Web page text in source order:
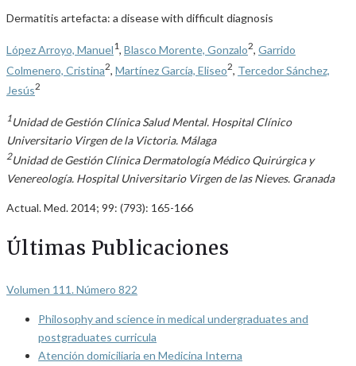
Dermatitis artefacta: a disease with difficult diagnosis
López Arroyo, Manuel1, Blasco Morente, Gonzalo2, Garrido
Colmenero, Cristina2 Martínez García, Eliseo2 Tercedor Sánchez,
Jesús2
1Unidad de Gestión Clínica Salud Mental. Hospital Clínico
Universitario Virgen de la Victoria. Málaga
2Unidad de Gestión Clínica Dermatología Médico Quirúrgica y
Venereología. Hospital Universitario Virgen de las Nieves. Granada
Actual. Med. 2014; 99: (793): 165-166
Últimas Publicaciones
Volumen 111. Número 822
Philosophy and science in medical undergraduates and
postgraduates curricula
Atención domiciliaria en Medicina Interna